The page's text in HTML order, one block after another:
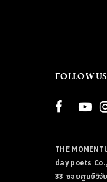
FOLLOW US
THE
day poets
33 ซอยศูนย์วิจั